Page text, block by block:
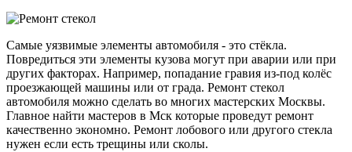
Самые уязвимые элементы автомобиля - это стёкла.
Повредиться эти элементы кузова могут при аварии или при
других факторах. Например, попадание гравия из-под колёс
проезжающей машины или от града. Ремонт стекол
автомобиля можно сделать во многих мастерских Москвы.
Главное найти мастеров в Мск которые проведут ремонт
качественно экономно. Ремонт лобового или другого стекла
нужен если есть трещины или сколы.